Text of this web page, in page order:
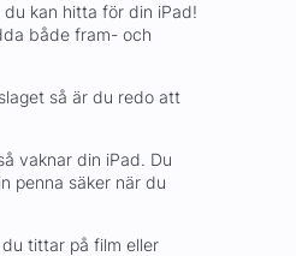
kan hitta för din iPad!
både fram- och
så är du redo att
vaknar din iPad. Du
penna säker när du
tittar på film eller